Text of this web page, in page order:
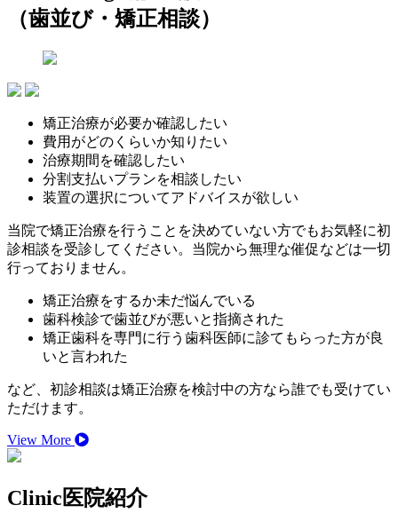
（歯並び・矯正相談）
矯正治療が必要か確認したい
費用がどのくらいか知りたい
治療期間を確認したい
分割支払いプランを相談したい
装置の選択についてアドバイスが欲しい
当院で矯正治療を行うことを決めていない方でもお気軽に初
診相談を受診してください。当院から無理な催促などは一切
行っておりません。
矯正治療をするか未だ悩んでいる
歯科検診で歯並びが悪いと指摘された
矯正歯科を専門に行う歯科医師に診てもらった方が良
いと言われた
など、初診相談は矯正治療を検討中の方なら誰でも受けてい
ただけます。
View More
Clinic医院紹介